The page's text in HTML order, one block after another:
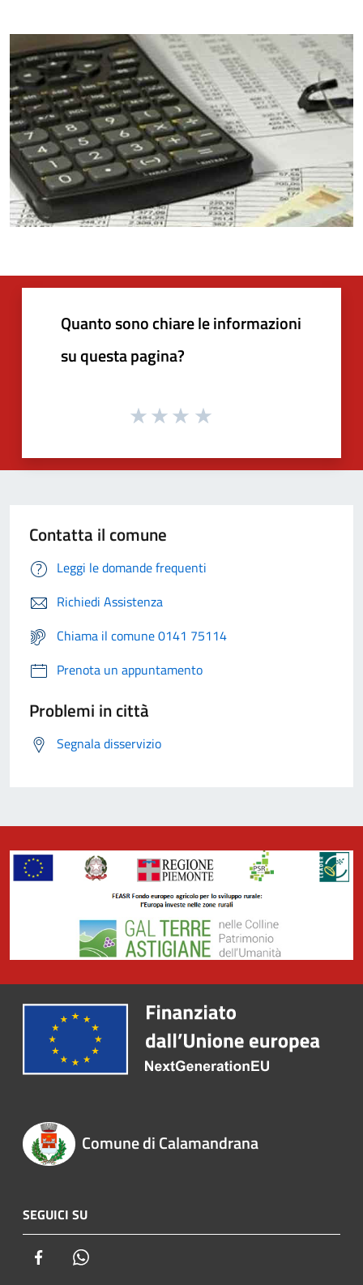
Quanto sono chiare le informazioni
su questa pagina?
Contatta il comune
Leggi le domande frequenti
Richiedi Assistenza
Chiama il comune 0141 75114
Prenota un appuntamento
Problemi in città
Segnala disservizio
Comune di Calamandrana
SEGUICI SU
Facebook